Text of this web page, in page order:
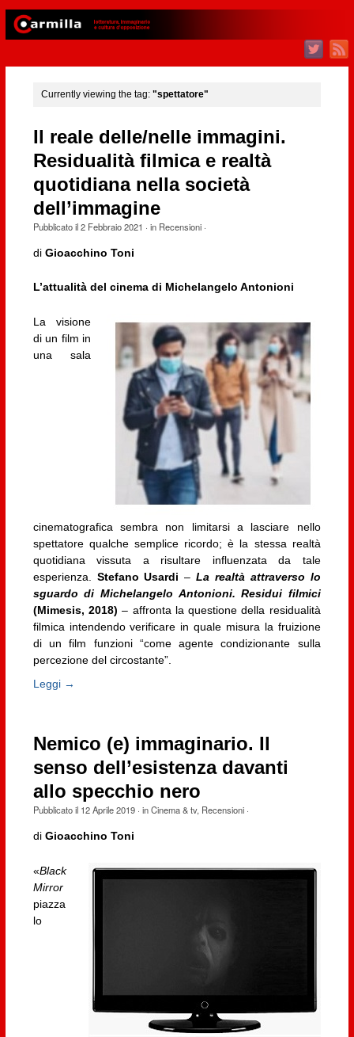
Currently viewing the tag: "spettatore"
Il reale delle/nelle immagini.
Residualità filmica e realtà
quotidiana nella società
dell’immagine
Pubblicato il2 Febbraio 2021 · in Recensioni·
di Gioacchino Toni
L’attualità del cinema di Michelangelo Antonioni
La visione
di un film in
una sala
cinematografica sembra non limitarsi a lasciare nello
spettatore qualche semplice ricordo; è la stessa realtà
quotidiana vissuta a risultare influenzata da tale
esperienza. Stefano Usardi–La realtà attraverso lo
sguardo di Michelangelo Antonioni. Residui filmici
(Mimesis, 2018) – affronta la questione della residualità
filmica intendendo verificare in quale misura la fruizione
di un film funzioni “come agente condizionante sulla
percezione del circostante”.
Leggi →
Nemico (e) immaginario. Il
senso dell’esistenza davanti
allo specchio nero
Pubblicato il 12 Aprile 2019· inCinema & tv, Recensioni·
di Gioacchino Toni
«Black
Mirror
piazza
lo